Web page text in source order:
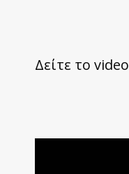
Δείτε το video